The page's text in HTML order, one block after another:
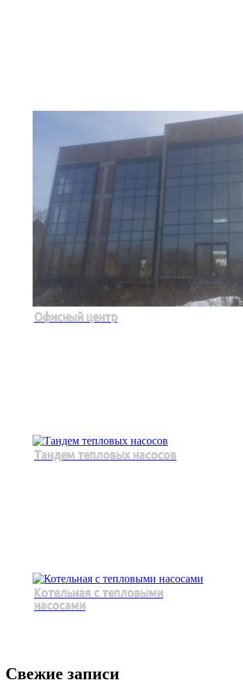
Офисный центр
Тандем тепловых насосов
Котельная с тепловыми
насосами
Свежие записи